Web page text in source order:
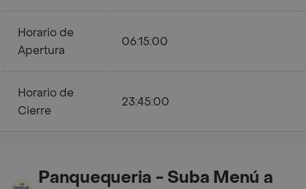
Horario de
Apertura
06:15:00
Horario de
Cierre
23:45:00
Panquequeria - Suba Menú a